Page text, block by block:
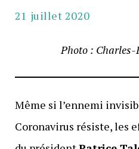
21 juillet 2020
Photo : Charles-
Même si l’ennemi
Coronavirus résiste, les